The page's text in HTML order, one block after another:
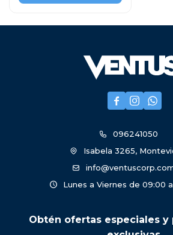
  
096241050
Isabela 3265,
Lunes a Viernes de 09:00 a
Obtén ofertas especiales y